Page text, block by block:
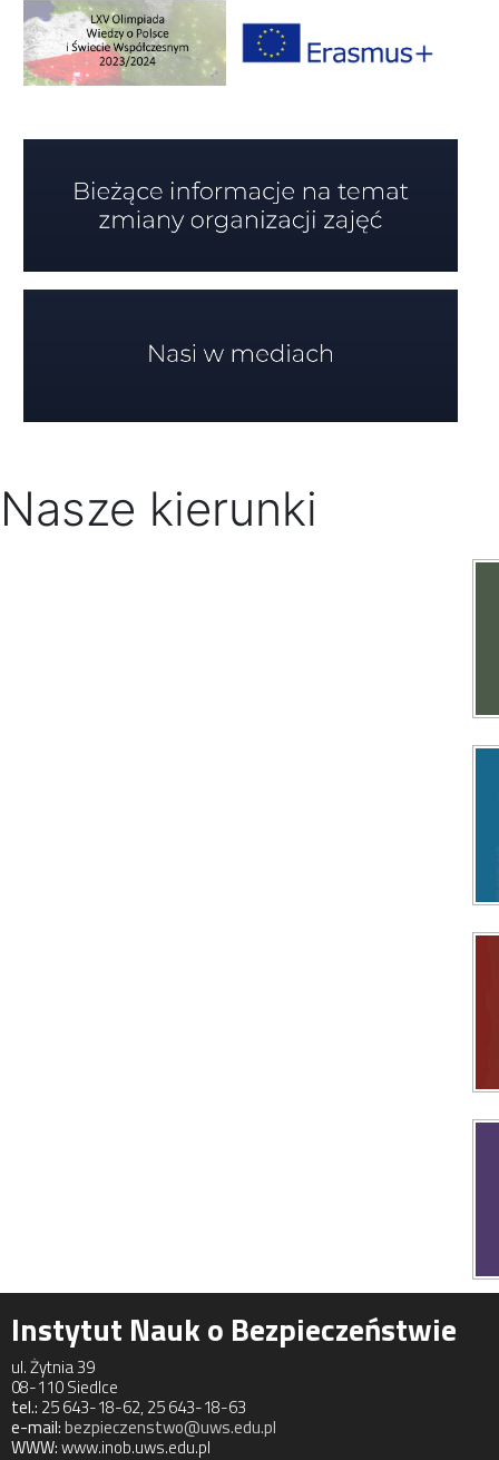
Nasze kierunki
Instytut Nauk o Bezpieczeństwie
ul. Żytnia 39
08-110 Siedlce
tel.: 25 643-18-62, 25 643-18-63
e-mail:bezpieczenstwo@uws.edu.pl
WWW:www.inob.uws.edu.pl